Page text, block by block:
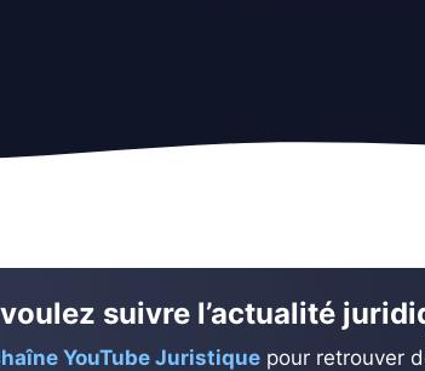
suivre l’actualité
YouTube Juristique pour retrouver